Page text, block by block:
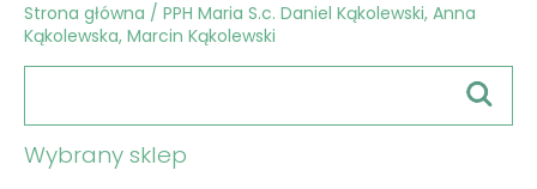
Strona główna / PPH Maria S.c. Daniel Kąkolewski, Anna
Kąkolewska, Marcin Kąkolewski
Wybrany sklep